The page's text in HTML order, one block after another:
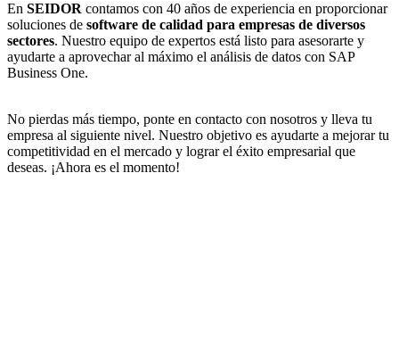
En SEIDOR contamos con 40 años de experiencia en proporcionar
soluciones de software de calidad para empresas de diversos
sectores. Nuestro equipo de expertos está listo para asesorarte y
ayudarte a aprovechar al máximo el análisis de datos con SAP
Business One.
No pierdas más tiempo, ponte en contacto con nosotros y lleva tu
empresa al siguiente nivel. Nuestro objetivo es ayudarte a mejorar tu
competitividad en el mercado y lograr el éxito empresarial que
deseas. ¡Ahora es el momento!